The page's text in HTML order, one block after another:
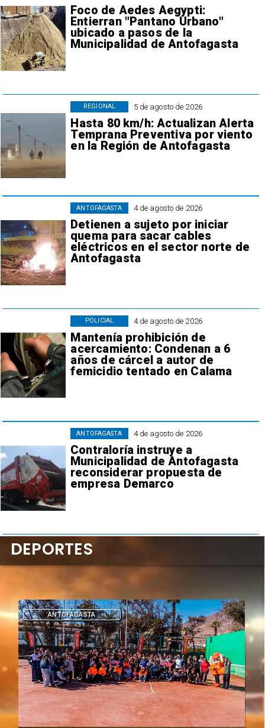
Foco de Aedes Aegypti:
Entierran "Pantano Urbano"
ubicado a pasos de la
Municipalidad de Antofagasta
5 de agosto de 2026
Hasta 80 km/h: Actualizan Alerta
Temprana Preventiva por viento
en la Región de Antofagasta
REGIONAL
4 de agosto de 2026
Detienen a sujeto por iniciar
quema para sacar cables
eléctricos en el sector norte de
Antofagasta
ANTOFAGASTA
4 de agosto de 2026
Mantenía prohibición de
acercamiento: Condenan a 6
años de cárcel a autor de
femicidio tentado en Calama
POLICIAL
4 de agosto de 2026
Contraloría instruye a
Municipalidad de Antofagasta
reconsiderar propuesta de
empresa Demarco
ANTOFAGASTA
ANTOFAGASTA
DEPORTES